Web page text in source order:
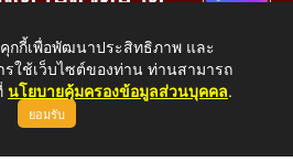
จ.หนองคาย 43000
โทรสาร: 042-414759
คุกกี้เพื่อพัฒนาประสิทธิภาพ และ
ใช้เว็บไซต์ของท่าน ท่านสามารถ
นโยบายคุ้มครองข้อมูลส่วนบุคคล.
ยอมรับ